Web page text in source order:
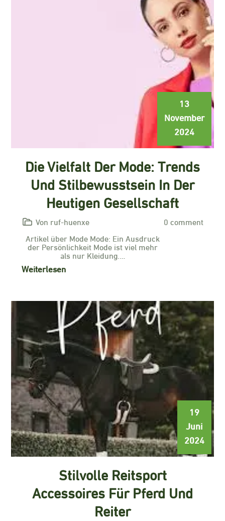
13
November
2024
Die Vielfalt Der Mode: Trends
Und Stilbewusstsein In Der
Heutigen Gesellschaft
Von ruf-huenxe
0 comment
Artikel über Mode Mode: Ein Ausdruck
der Persönlichkeit Mode ist viel mehr
als nur Kleidung.…
Weiterlesen
19
Juni
2024
Stilvolle Reitsport
Accessoires Für Pferd Und
Reiter